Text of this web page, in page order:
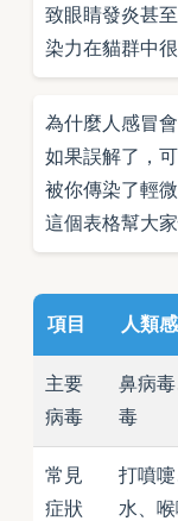
致眼睛發炎甚
染力在貓群中
為什麼人感冒
如果誤解了，
被你傳染了輕
這個表格幫大
項目 人類
主要
病毒
鼻病
毒
常見
症狀
打噴
水、